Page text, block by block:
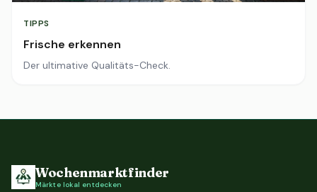
TIPPS
Frische erkennen
Der ultimative Qualitäts-Check.
Wochenmarktfinder
Märkte lokal entdecken